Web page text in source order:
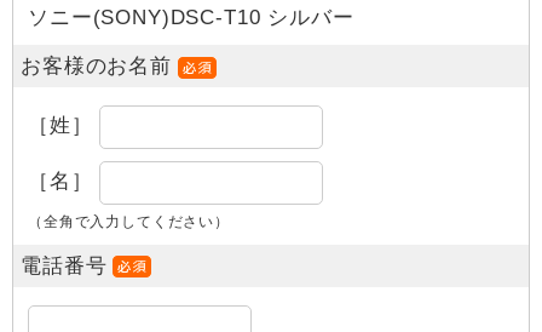
ソニー(SONY)DSC-T10 シルバー
お客様のお名前
［姓］
［名］
（全角で入力してください）
電話番号